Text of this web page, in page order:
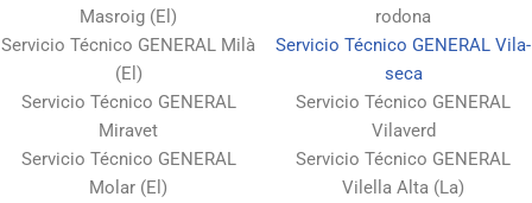
Masroig (El)
Servicio Técnico GENERAL Milà
(El)
Servicio Técnico GENERAL
Miravet
Servicio Técnico GENERAL
Molar (El)
rodona
Servicio Técnico GENERAL Vila-
seca
Servicio Técnico GENERAL
Vilaverd
Servicio Técnico GENERAL
Vilella Alta (La)